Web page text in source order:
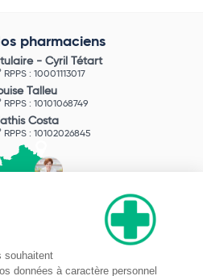
pharmaciens
- Cyril Tétart
RPPS : 10001113017
Talleu
RPPS : 10101068749
Costa
RPPS : 10102026845
du Bizet
: 590009874
: 126921